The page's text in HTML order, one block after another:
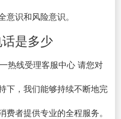
识和风险意识。
是多少
热线受理客服中心 请您对
下，我们能够持续不断地完
者提供专业的全程服务。